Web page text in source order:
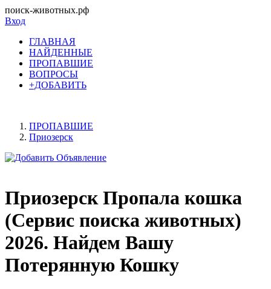
поиск-животных.рф
Вход
ГЛАВНАЯ
НАЙДЕННЫЕ
ПРОПАВШИЕ
ВОПРОСЫ
+ДОБАВИТЬ
ПРОПАВШИЕ
Приозерск
Приозерск Пропала кошка
(Сервис поиска животных)
2026. Найдем Вашу
Потерянную Кошку